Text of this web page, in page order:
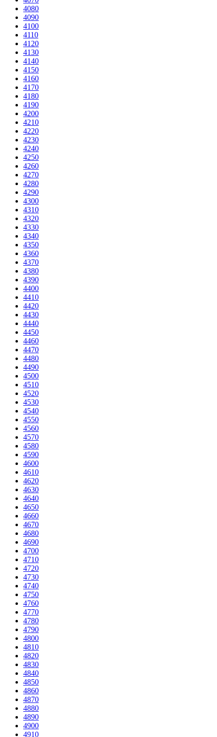
4080
4090
4100
4110
4120
4130
4140
4150
4160
4170
4180
4190
4200
4210
4220
4230
4240
4250
4260
4270
4280
4290
4300
4310
4320
4330
4340
4350
4360
4370
4380
4390
4400
4410
4420
4430
4440
4450
4460
4470
4480
4490
4500
4510
4520
4530
4540
4550
4560
4570
4580
4590
4600
4610
4620
4630
4640
4650
4660
4670
4680
4690
4700
4710
4720
4730
4740
4750
4760
4770
4780
4790
4800
4810
4820
4830
4840
4850
4860
4870
4880
4890
4900
4910